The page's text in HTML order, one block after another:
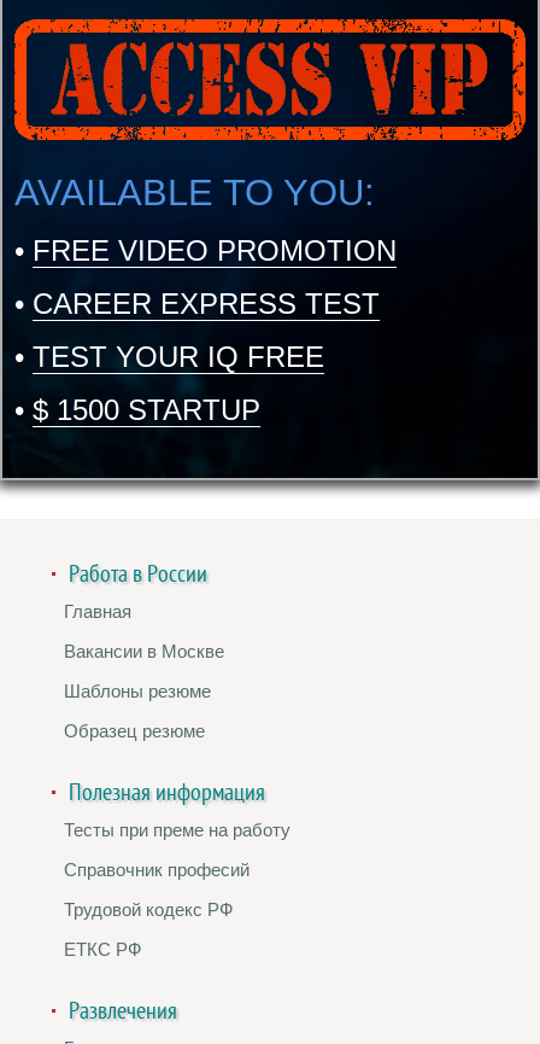
AVAILABLE TO YOU:
• FREE VIDEO PROMOTION
• CAREER EXPRESS TEST
• TEST YOUR IQ FREE
• $ 1500 STARTUP
Работа в России
Главная
Вакансии в Москве
Шаблоны резюме
Образец резюме
Полезная информация
Тесты при преме на работу
Справочник професий
Трудовой кодекс РФ
ЕТКС РФ
Развлечения